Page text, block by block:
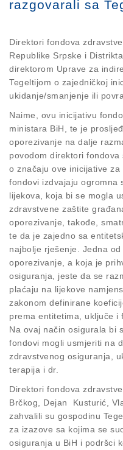
razgovarali sa
Direktori fondova
Republike Srpske i
direktorom Uprave za
Tegeltijom o zajedničkoj
ukidanje/smanjenje ili
Naime, ovu inicijativu
ministara BiH, te je
oporezivanje na dalje
povodom direktori
o značaju ove inicijative
fondovi izdvajaju ogromna
lijekova, koja bi se mogla
zdravstvene zaštite
oporezivanje, takođe,
te da je zajedno sa
najbolje rješenje. Jedna
oporezivanje, a koja je
osiguranja, jeste da se
plaćaju na lijekove
zakonom definirane
prema entitetima, uključe i
Na ovaj način osigurala bi
fondovi mogli usmjeriti na
zdravstvenog osiguranja,
terapija i dr.
Direktori fondova
Brčkog, Dejan Kusturić,
zahvalili su gospodinu
za izazove sa kojima se
osiguranja u BiH i podršci